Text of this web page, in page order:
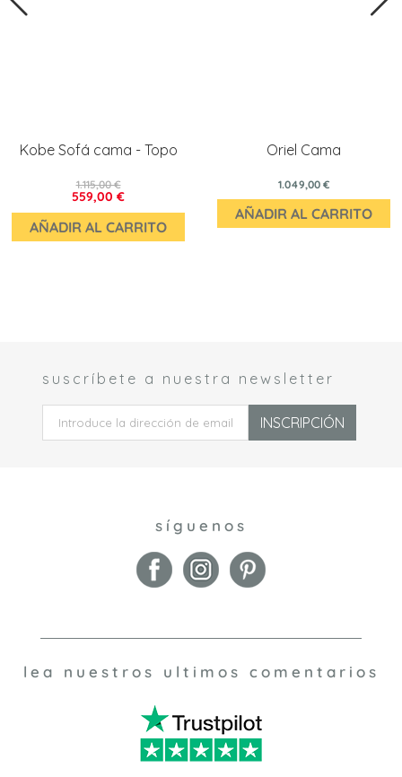
Kobe Sofá cama - Topo
559,00 €
1.115,00 €
AÑADIR AL CARRITO
Oriel Cama
1.049,00 €
AÑADIR AL CARRITO
suscríbete a nuestra newsletter
INSCRIPCIÓN
síguenos
lea nuestros ultimos comentarios